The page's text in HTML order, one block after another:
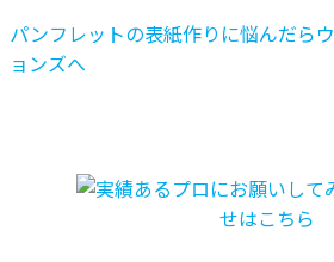
パンフレットの表紙作りに悩んだら
ョンズへ